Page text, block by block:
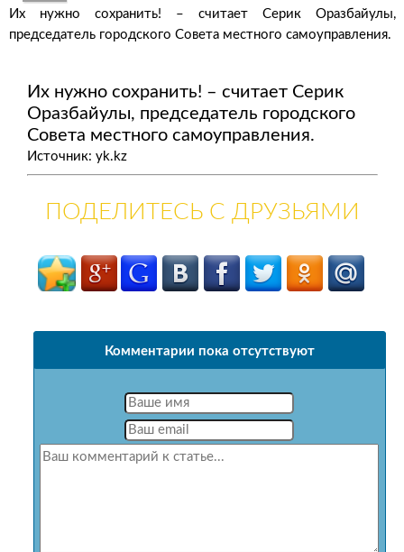
Их нужно сохранить! – считает Серик Оразбайулы,
председатель городского Совета местного самоуправления.
Их нужно сохранить! – считает Серик
Оразбайулы, председатель городского
Совета местного самоуправления.
Источник: yk.kz
ПОДЕЛИТЕСЬ С ДРУЗЬЯМИ
Комментарии пока отсутствуют